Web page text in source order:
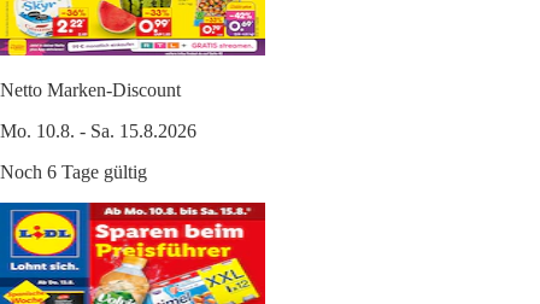
Netto Marken-Discount
Mo. 10.8. - Sa. 15.8.2026
Noch 6 Tage gültig